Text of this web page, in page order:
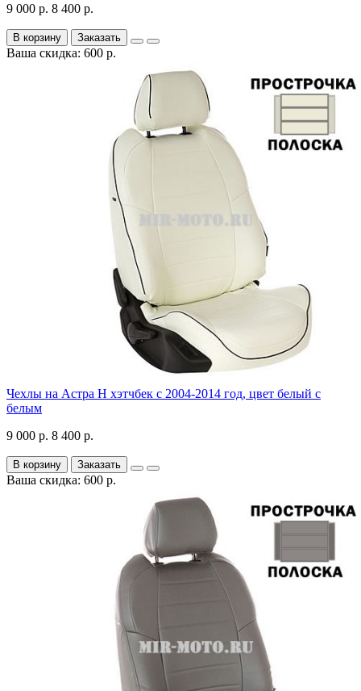
9 000 р. 8 400 р.
В корзину Заказать
Ваша скидка: 600 р.
Чехлы на Астра H хэтчбек с 2004-2014 год, цвет белый с
белым
9 000 р. 8 400 р.
В корзину Заказать
Ваша скидка: 600 р.